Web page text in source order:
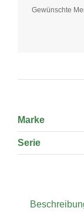
cm
Gewünschte
Marke
Serie